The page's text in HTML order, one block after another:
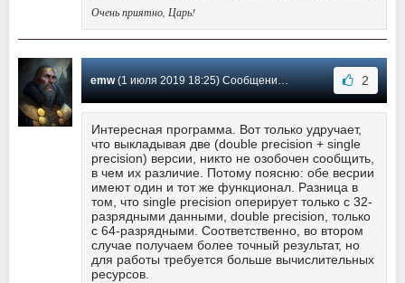
Очень приятно, Царь!
emw(1 июля 2019 18:25) Сообщение #3 2
Интересная программа. Вот только удручает,
что выкладывая две (double precision + single
precision) версии, никто не озобочен сообщить,
в чем их различие. Потому поясню: обе весрии
имеют один и тот же функционал. Разница в
том, что single precision оперирует только с 32-
разрядными данными, double precision, только
с 64-разрядными. Соответственно, во втором
случае получаем более точный результат, но
для работы требуется больше вычислительных
ресурсов.